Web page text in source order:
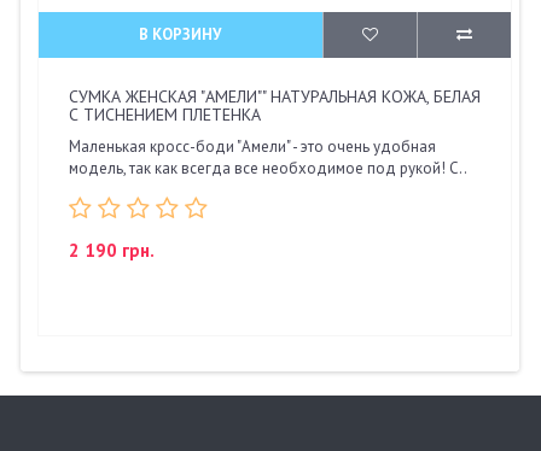
В КОРЗИНУ
СУМКА ЖЕНСКАЯ "АМЕЛИ"" НАТУРАЛЬНАЯ КОЖА, БЕЛАЯ
С ТИСНЕНИЕМ ПЛЕТЕНКА
Маленькая кросс-боди "Амели" - это очень удобная
модель, так как всегда все необходимое под рукой! С..
2 190 грн.